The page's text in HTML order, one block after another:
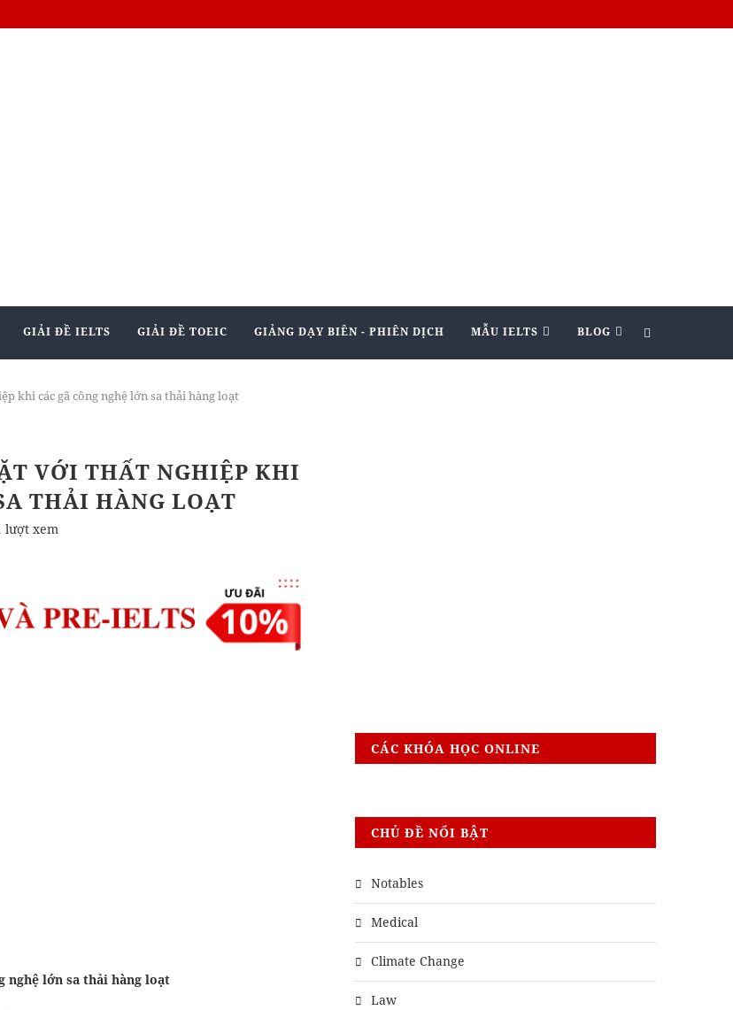
GIẢI ĐỀ IELTS GIẢI ĐỀ TOEIC GIẢNG DẠY BIÊN - PHIÊN DỊCH MẪU IELTS BLOG
khi các gã công nghệ lớn sa thải hàng loạt
VỚI THẤT NGHIỆP KHI
THẢI HÀNG LOẠT
lượt xem
nghệ lớn sa thải hàng loạt
CÁC KHÓA HỌC ONLINE
CHỦ ĐỀ NỔI BẬT
Notables
Medical
Climate Change
Law